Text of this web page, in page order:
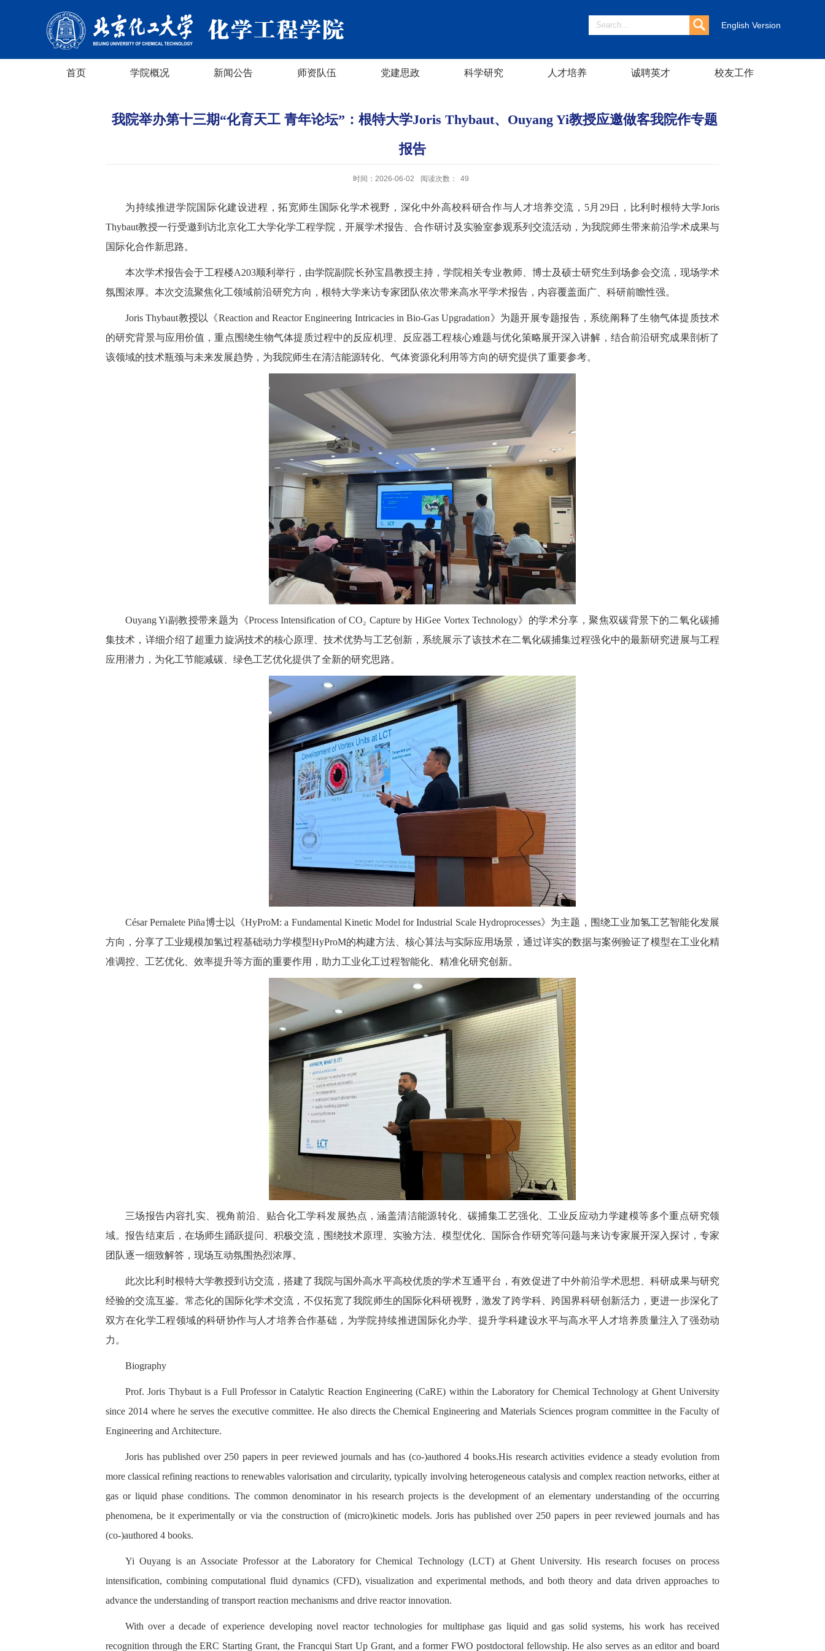
English Version
首页 学院概况 新闻公告 师资队伍 党建思政 科学研究 人才培养 诚聘英才 校友工作
​ 我院举办第十三期“化育天工 青年论坛”：根特大学Joris Thybaut、Ouyang Yi教授应邀做客我院作专题
报告
时间：2026-06-02 阅读次数： 49
为持续推进学院国际化建设进程，拓宽师生国际化学术视野，深化中外高校科研合作与人才培养交流，5月29日，比利时根特大学Joris
Thybaut教授一行受邀到访北京化工大学化学工程学院，开展学术报告、合作研讨及实验室参观系列交流活动，为我院师生带来前沿学术成果与
国际化合作新思路。
本次学术报告会于工程楼A203顺利举行，由学院副院长孙宝昌教授主持，学院相关专业教师、博士及硕士研究生到场参会交流，现场学术
氛围浓厚。本次交流聚焦化工领域前沿研究方向，根特大学来访专家团队依次带来高水平学术报告，内容覆盖面广、科研前瞻性强。
Joris Thybaut教授以《Reaction and Reactor Engineering Intricacies in Bio-Gas Upgradation》为题开展专题报告，系统阐释了生物气体提质技术
的研究背景与应用价值，重点围绕生物气体提质过程中的反应机理、反应器工程核心难题与优化策略展开深入讲解，结合前沿研究成果剖析了
该领域的技术瓶颈与未来发展趋势，为我院师生在清洁能源转化、气体资源化利用等方向的研究提供了重要参考。
Ouyang Yi副教授带来题为《Process Intensification of CO₂ Capture by HiGee Vortex Technology》的学术分享，聚焦双碳背景下的二氧化碳捕
集技术，详细介绍了超重力旋涡技术的核心原理、技术优势与工艺创新，系统展示了该技术在二氧化碳捕集过程强化中的最新研究进展与工程
应用潜力，为化工节能减碳、绿色工艺优化提供了全新的研究思路。
César Pernalete Piña博士以《HyProM: a Fundamental Kinetic Model for Industrial Scale Hydroprocesses》为主题，围绕工业加氢工艺智能化发展
方向，分享了工业规模加氢过程基础动力学模型HyProM的构建方法、核心算法与实际应用场景，通过详实的数据与案例验证了模型在工业化精
准调控、工艺优化、效率提升等方面的重要作用，助力工业化工过程智能化、精准化研究创新。
三场报告内容扎实、视角前沿、贴合化工学科发展热点，涵盖清洁能源转化、碳捕集工艺强化、工业反应动力学建模等多个重点研究领
域。报告结束后，在场师生踊跃提问、积极交流，围绕技术原理、实验方法、模型优化、国际合作研究等问题与来访专家展开深入探讨，专家
团队逐一细致解答，现场互动氛围热烈浓厚。
此次比利时根特大学教授到访交流，搭建了我院与国外高水平高校优质的学术互通平台，有效促进了中外前沿学术思想、科研成果与研究
经验的交流互鉴。常态化的国际化学术交流，不仅拓宽了我院师生的国际化科研视野，激发了跨学科、跨国界科研创新活力，更进一步深化了
双方在化学工程领域的科研协作与人才培养合作基础，为学院持续推进国际化办学、提升学科建设水平与高水平人才培养质量注入了强劲动
力。
Biography
Prof. Joris Thybaut is a Full Professor in Catalytic Reaction Engineering (CaRE) within the Laboratory for Chemical Technology at Ghent University
since 2014 where he serves the executive committee. He also directs the Chemical Engineering and Materials Sciences program committee in the Faculty of
Engineering and Architecture.
Joris has published over 250 papers in peer reviewed journals and has (co-)authored 4 books.His research activities evidence a steady evolution from
more classical refining reactions to renewables valorisation and circularity, typically involving heterogeneous catalysis and complex reaction networks, either at
gas or liquid phase conditions. The common denominator in his research projects is the development of an elementary understanding of the occurring
phenomena, be it experimentally or via the construction of (micro)kinetic models. Joris has published over 250 papers in peer reviewed journals and has
(co-)authored 4 books.
Yi Ouyang is an Associate Professor at the Laboratory for Chemical Technology (LCT) at Ghent University. His research focuses on process
intensification, combining computational fluid dynamics (CFD), visualization and experimental methods, and both theory and data driven approaches to
advance the understanding of transport reaction mechanisms and drive reactor innovation.
With over a decade of experience developing novel reactor technologies for multiphase gas liquid and gas solid systems, his work has received
recognition through the ERC Starting Grant, the Francqui Start Up Grant, and a former FWO postdoctoral fellowship. He also serves as an editor and board